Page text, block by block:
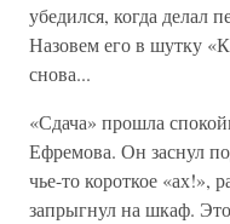
убедился, когда делал
Назовем его в шутку
снова...
«Сдача» прошла
Ефремова. Он заснул
чье-то короткое «ах!»,
запрыгнул на шкаф.